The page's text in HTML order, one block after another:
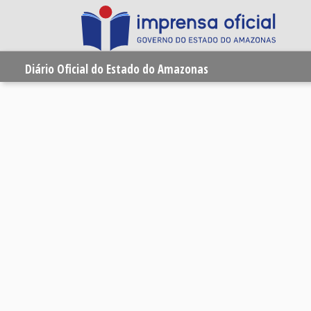
Diário Oficial do Estado do Amazonas